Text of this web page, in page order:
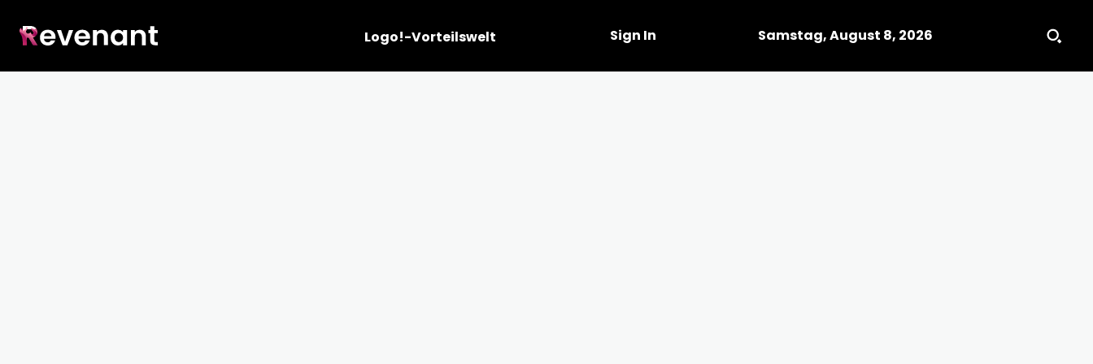
Logo!-Vorteilswelt Sign In Samstag, August 8, 2026